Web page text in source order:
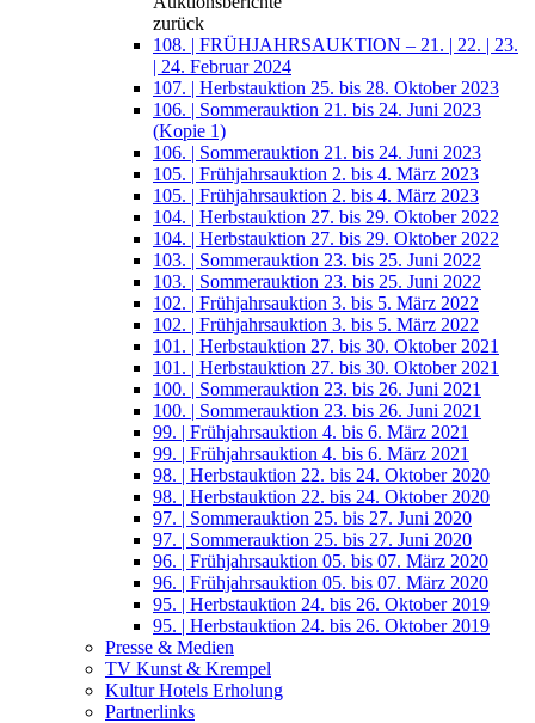
zurück
108. | FRÜHJAHRSAUKTION – 21. | 22. | 23.
| 24. Februar 2024
107. | Herbstauktion 25. bis 28. Oktober 2023
106. | Sommerauktion 21. bis 24. Juni 2023
(Kopie 1)
106. | Sommerauktion 21. bis 24. Juni 2023
105. | Frühjahrsauktion 2. bis 4. März 2023
105. | Frühjahrsauktion 2. bis 4. März 2023
104. | Herbstauktion 27. bis 29. Oktober 2022
104. | Herbstauktion 27. bis 29. Oktober 2022
103. | Sommerauktion 23. bis 25. Juni 2022
103. | Sommerauktion 23. bis 25. Juni 2022
102. | Frühjahrsauktion 3. bis 5. März 2022
102. | Frühjahrsauktion 3. bis 5. März 2022
101. | Herbstauktion 27. bis 30. Oktober 2021
101. | Herbstauktion 27. bis 30. Oktober 2021
100. | Sommerauktion 23. bis 26. Juni 2021
100. | Sommerauktion 23. bis 26. Juni 2021
99. | Frühjahrsauktion 4. bis 6. März 2021
99. | Frühjahrsauktion 4. bis 6. März 2021
98. | Herbstauktion 22. bis 24. Oktober 2020
98. | Herbstauktion 22. bis 24. Oktober 2020
97. | Sommerauktion 25. bis 27. Juni 2020
97. | Sommerauktion 25. bis 27. Juni 2020
96. | Frühjahrsauktion 05. bis 07. März 2020
96. | Frühjahrsauktion 05. bis 07. März 2020
95. | Herbstauktion 24. bis 26. Oktober 2019
95. | Herbstauktion 24. bis 26. Oktober 2019
Presse & Medien
TV Kunst & Krempel
Kultur Hotels Erholung
Partnerlinks